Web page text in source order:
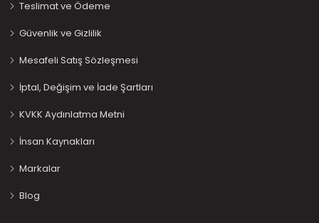
Teslimat ve Ödeme
Güvenlik ve Gizlilik
Mesafeli Satış Sözleşmesi
İptal, Değişim ve İade Şartları
KVKK Aydınlatma Metni
İnsan Kaynakları
Markalar
Blog